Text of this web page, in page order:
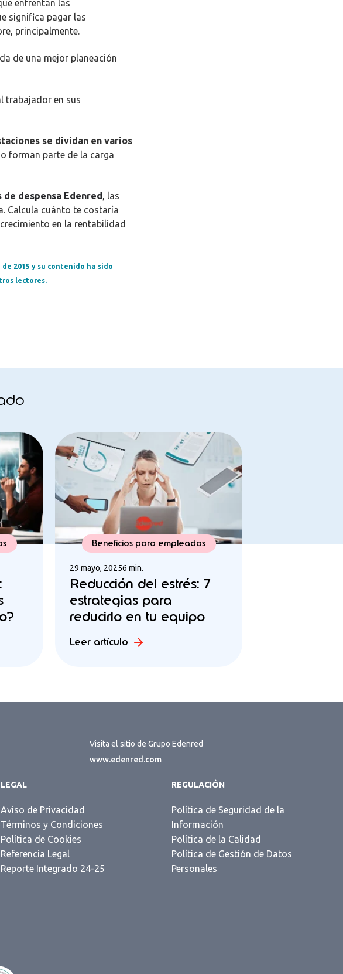
enfrentan las
significa pagar las
principalmente.
de una mejor planeación
trabajador en sus
se dividan en varios
forman parte de la carga
de despensa Edenred , las
Calcula cuánto te costaría
en la rentabilidad
2015 y su contenido ha sido
lectores.
Beneficios para empleados
29 mayo, 20256 min.
Reducción del estrés: 7
estrategias para
reducirlo en tu equipo
Leer artículo
Visita el sitio de Grupo Edenred
www.edenred.com
LEGAL
Aviso de Privacidad
Términos y Condiciones
Política de Cookies
Referencia Legal
Reporte Integrado 24-25
REGULACIÓN
Política de Seguridad de la
Información
Política de la Calidad
Política de Gestión de Datos
Personales